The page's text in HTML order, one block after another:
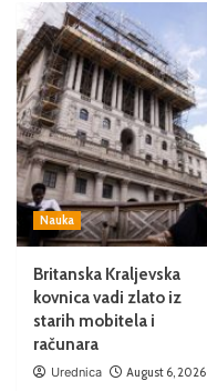
Nauka
Britanska Kraljevska
kovnica vadi zlato iz
starih mobitela i
računara
Urednica August 6, 2026